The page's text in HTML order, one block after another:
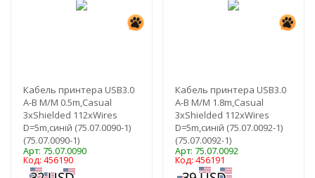
Кабель принтера USB3.0
A-B M/M 0.5m,Casual
3xShielded 112xWires
D=5m,синій (75.07.0090-1)
(75.07.0090-1)
Арт: 75.07.0090
Код: 456190
Кабель принтера USB3.0
A-B M/M 1.8m,Casual
3xShielded 112xWires
D=5m,синій (75.07.0092-1)
(75.07.0092-1)
Арт: 75.07.0092
Код: 456191